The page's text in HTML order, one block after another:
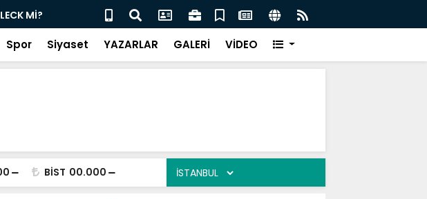
Mİ? HATSU: ABONELERİN SU BULANIKLIĞI MAĞDURİYETİ GİDERİLDİ
Spor Siyaset YAZARLAR GALERİ VİDEO
BİST 00.000